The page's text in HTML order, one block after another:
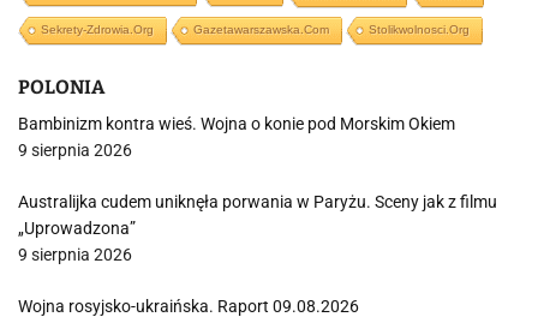
Sekrety-Zdrowia.org Gazetawarszawska.com Stolikwolnosci.org
POLONIA
Bambinizm kontra wieś. Wojna o konie pod Morskim Okiem
9 sierpnia 2026
Australijka cudem uniknęła porwania w Paryżu. Sceny jak z filmu
„Uprowadzona”
9 sierpnia 2026
Wojna rosyjsko-ukraińska. Raport 09.08.2026